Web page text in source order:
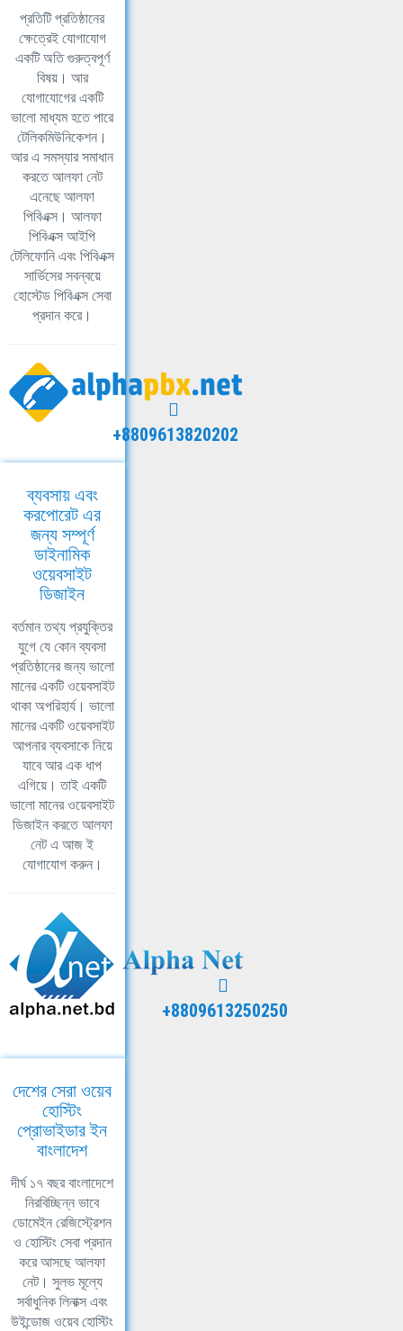
প্রতিটি প্রতিষ্ঠানের
ক্ষেত্রেই যোগাযোগ
একটি অতি গুরুত্বপূর্ণ
বিষয়। আর
যোগাযোগের একটি
ভালো মাধ্যম হতে পারে
টেলিকমিউনিকেশন।
আর এ সমস্যার সমাধান
করতে আলফা নেট
এনেছে আলফা
পিবিএক্স। আলফা
পিবিএক্স আইপি
টেলিফোনি এবং পিবিএক্স
সার্ভিসের সবন্বয়ে
হোস্টেড পিবিএক্স সেবা
প্রদান করে।
+8809613820202
ব্যবসায় এবং
করপোরেট এর
জন্য সম্পূর্ণ
ডাইনামিক
ওয়েবসাইট
ডিজাইন
বর্তমান তথ্য প্রযুক্তির
যুগে যে কোন ব্যবসা
প্রতিষ্ঠানের জন্য ভালো
মানের একটি ওয়েবসাইট
থাকা অপরিহার্য। ভালো
মানের একটি ওয়েবসাইট
আপনার ব্যবসাকে নিয়ে
যাবে আর এক ধাপ
এগিয়ে। তাই একটি
ভালো মানের ওয়েবসাইট
ডিজাইন করতে আলফা
নেট এ আজ ই
যোগাযোগ করুন।
+8809613250250
দেশের সেরা ওয়েব
হোস্টিং
প্রোভাইডার ইন
বাংলাদেশ
দীর্ঘ ১৭ বছর বাংলাদেশে
নিরবিচ্ছিন্ন ভাবে
ডোমেইন রেজিস্ট্রেশন
ও হোস্টিং সেবা প্রদান
করে আসছে আলফা
নেট। সুলভ মূল্যে
সর্বাধুনিক লিনাক্স এবং
উইন্ডোজ ওয়েব হোস্টিং